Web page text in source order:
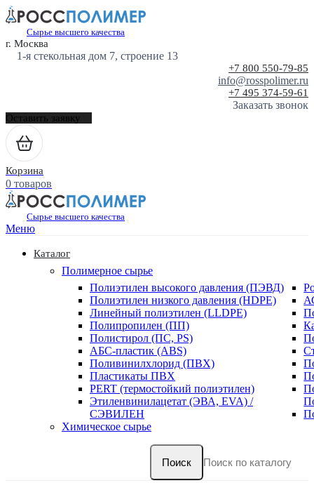
Сырье высшего качества
г. Москва
1-я стекольная дом 7, строение 13
+7 800 550-79-85
info@rosspolimer.ru
+7 495 374-59-61
Заказать звонок
Оставить заявку
Корзина
0 товаров
Сырье высшего качества
Меню
Каталог
Полимерное сырье
Полиэтилен высокого давления (ПЭВД)
Полиэтилен низкого давления (HDPE)
Линейный полиэтилен (LLDPE)
Полипропилен (ПП)
Полистирол (ПС, PS)
АБС-пластик (ABS)
Поливинилхлорид (ПВХ)
Пластикаты ПВХ
PERT (термостойкий полиэтилен)
Этиленвинилацетат (ЭВА, EVA) /
СЭВИЛЕН
Химическое сырье
Поиск